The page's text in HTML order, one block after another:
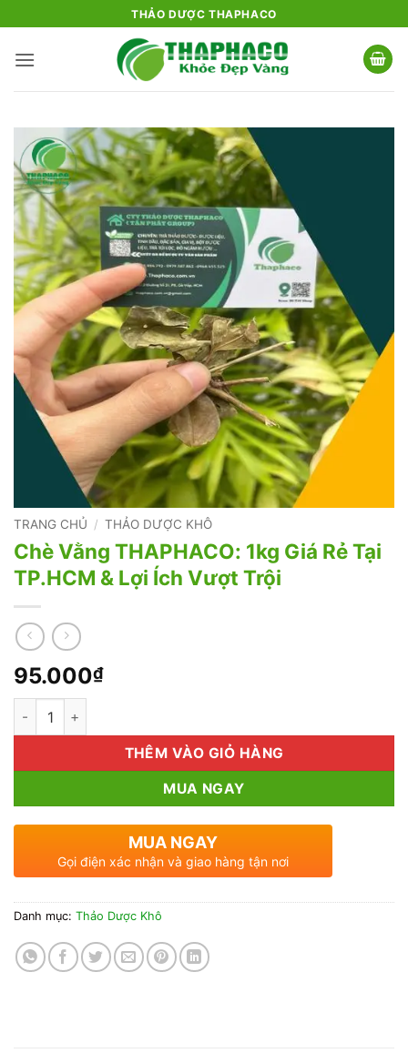
qua
nội
THẢO DƯỢC THAPHACO
TRANG CHỦ / THẢO DƯỢC KHÔ
Chè Vằng THAPHACO: 1kg Giá Rẻ Tại
TP.HCM & Lợi Ích Vượt Trội
95.000₫
Chè Vằng THAPHACO: 1kg Giá Rẻ Tại TP.HCM & Lợi Ích Vượt
THÊM VÀO GIỎ HÀNG
MUA NGAY
MUA NGAY
Gọi điện xác nhận và giao hàng tận nơi
Danh mục: Thảo Dược Khô